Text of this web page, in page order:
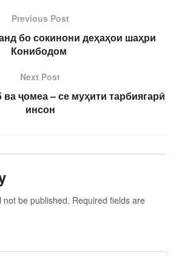
Previous Post
бо сокинони деҳаҳои шаҳри
Конибодом
Next Post
ҷомеа – се муҳити тарбиягарӣ
инсон
not be published. Required fields are